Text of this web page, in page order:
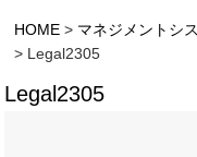
HOME > マネジメントシ
> Legal2305
Legal2305